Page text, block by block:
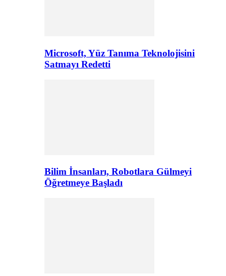
Microsoft, Yüz Tanıma Teknolojisini
Satmayı Redetti
Bilim İnsanları, Robotlara Gülmeyi
Öğretmeye Başladı